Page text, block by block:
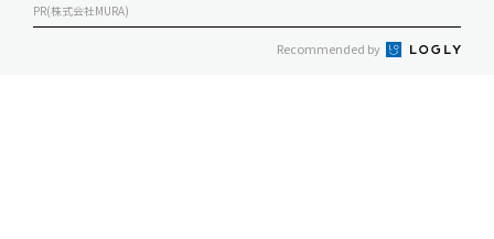
PR(株式会社MURA)
Recommended by